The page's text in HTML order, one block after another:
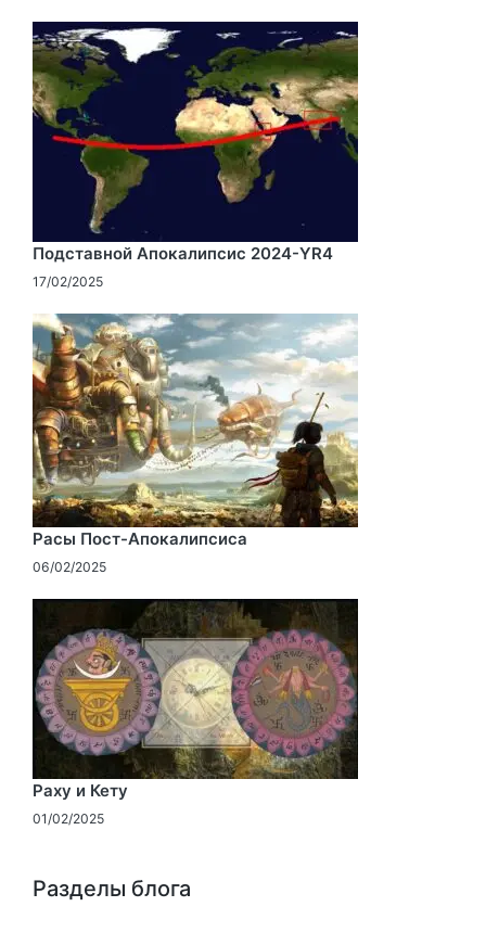
Подставной Апокалипсис 2024-YR4
17/02/2025
Расы Пост-Апокалипсиса
06/02/2025
Раху и Кету
01/02/2025
Разделы блога